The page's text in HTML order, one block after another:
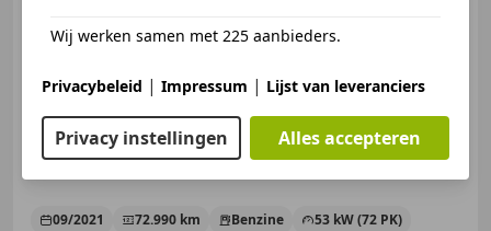
TeamNL Bovag Garantie NAP
€ 9.950
09/2021 72.990 km Benzine
53 kW (72 PK)
Wij werken samen met 225 aanbieders.
Privacybeleid | Impressum | Lijst van leveranciers
Privacy instellingen Alles accepteren